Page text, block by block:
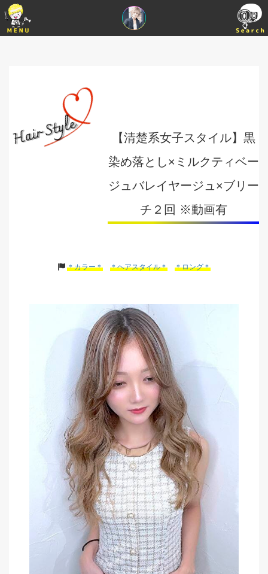
【清楚系女子スタイル】黒
染め落とし×ミルクティベー
ジュバレイヤージュ×ブリー
チ２回 ※動画有
＊カラー＊ ＊ヘアスタイル＊ ＊ロング＊